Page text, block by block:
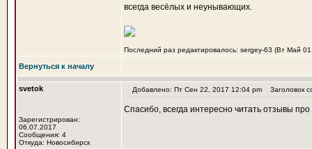
всегда весёлых и неунывающих.
Последний раз редактировалось: sergey-63 (Вт Май
Вернуться к началу
svetok
Зарегистрирован:
06.07.2017
Сообщения: 4
Откуда: Новосибирск
Добавлено: Пт Сен 22, 2017 12:04 pm Заголовок
Спасибо, всегда интересно читать отзывы